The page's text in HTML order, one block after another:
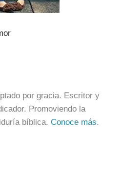
por gracia. Escritor y
Promoviendo la
bíblica.Conoce más.